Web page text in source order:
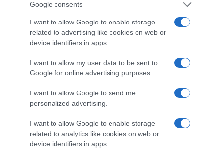
Google consents
I want to allow Google to enable storage
related to advertising like cookies on web or
device identifiers in apps.
I want to allow my user data to be sent to
Google for online advertising purposes.
I want to allow Google to send me
personalized advertising.
I want to allow Google to enable storage
related to analytics like cookies on web or
device identifiers in apps.
Descubre los secretos de la sepia y el
choco en la cocina
Aprende a cocinar sepia y choco con estos consejos infalibles
Redacción En Cocina · 2 Abr 2025